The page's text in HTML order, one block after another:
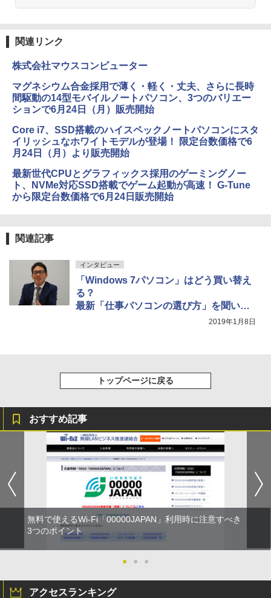
関連リンク
株式会社マウスコンピューター
マグネシウム合金採用で薄く・軽く・丈夫、さらに長時
間駆動の14型モバイルノートパソコン、3つのバリエー
ションで6月24日（月）販売開始
Core i7、SSD搭載のハイスペックノートパソコンにスタ
イリッシュなホワイトモデルが登場！ 限定台数価格で6
月24日（月）より販売開始
最新世代CPUとグラフィックス採用のゲーミングノー
ト、NVMe対応SSD搭載でゲーム起動が高速！ G-Tune
から限定台数価格で6月24日販売開始
関連記事
インタビュー
「Windows 7パソコン」はどう買い替え
る？
最新「仕事パソコンの選び方」を聞いて
2019年1月8日
トップページに戻る
おすすめ記事
無料で使えるWi-Fi「00000JAPAN」利用時に注意すべき
3つのポイント
● ● ●
アクセスランキング